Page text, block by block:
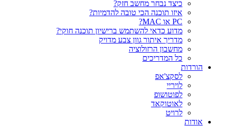
כיצד נבחר מחשב חזק?
איזו תוכנה הכי טובה להדמיות?‎‎
PC או MAC?
מדוע כדאי להשתמש ברישיון תוכנה חוקי?
מדריך איתור גוון צבע מדויק
מחשבון הרזולוציה
כל המדריכים
הורדות
לסקצ'אפ
לויריי
לפוטושופ
לאוטוקאד
לרויט
אודות